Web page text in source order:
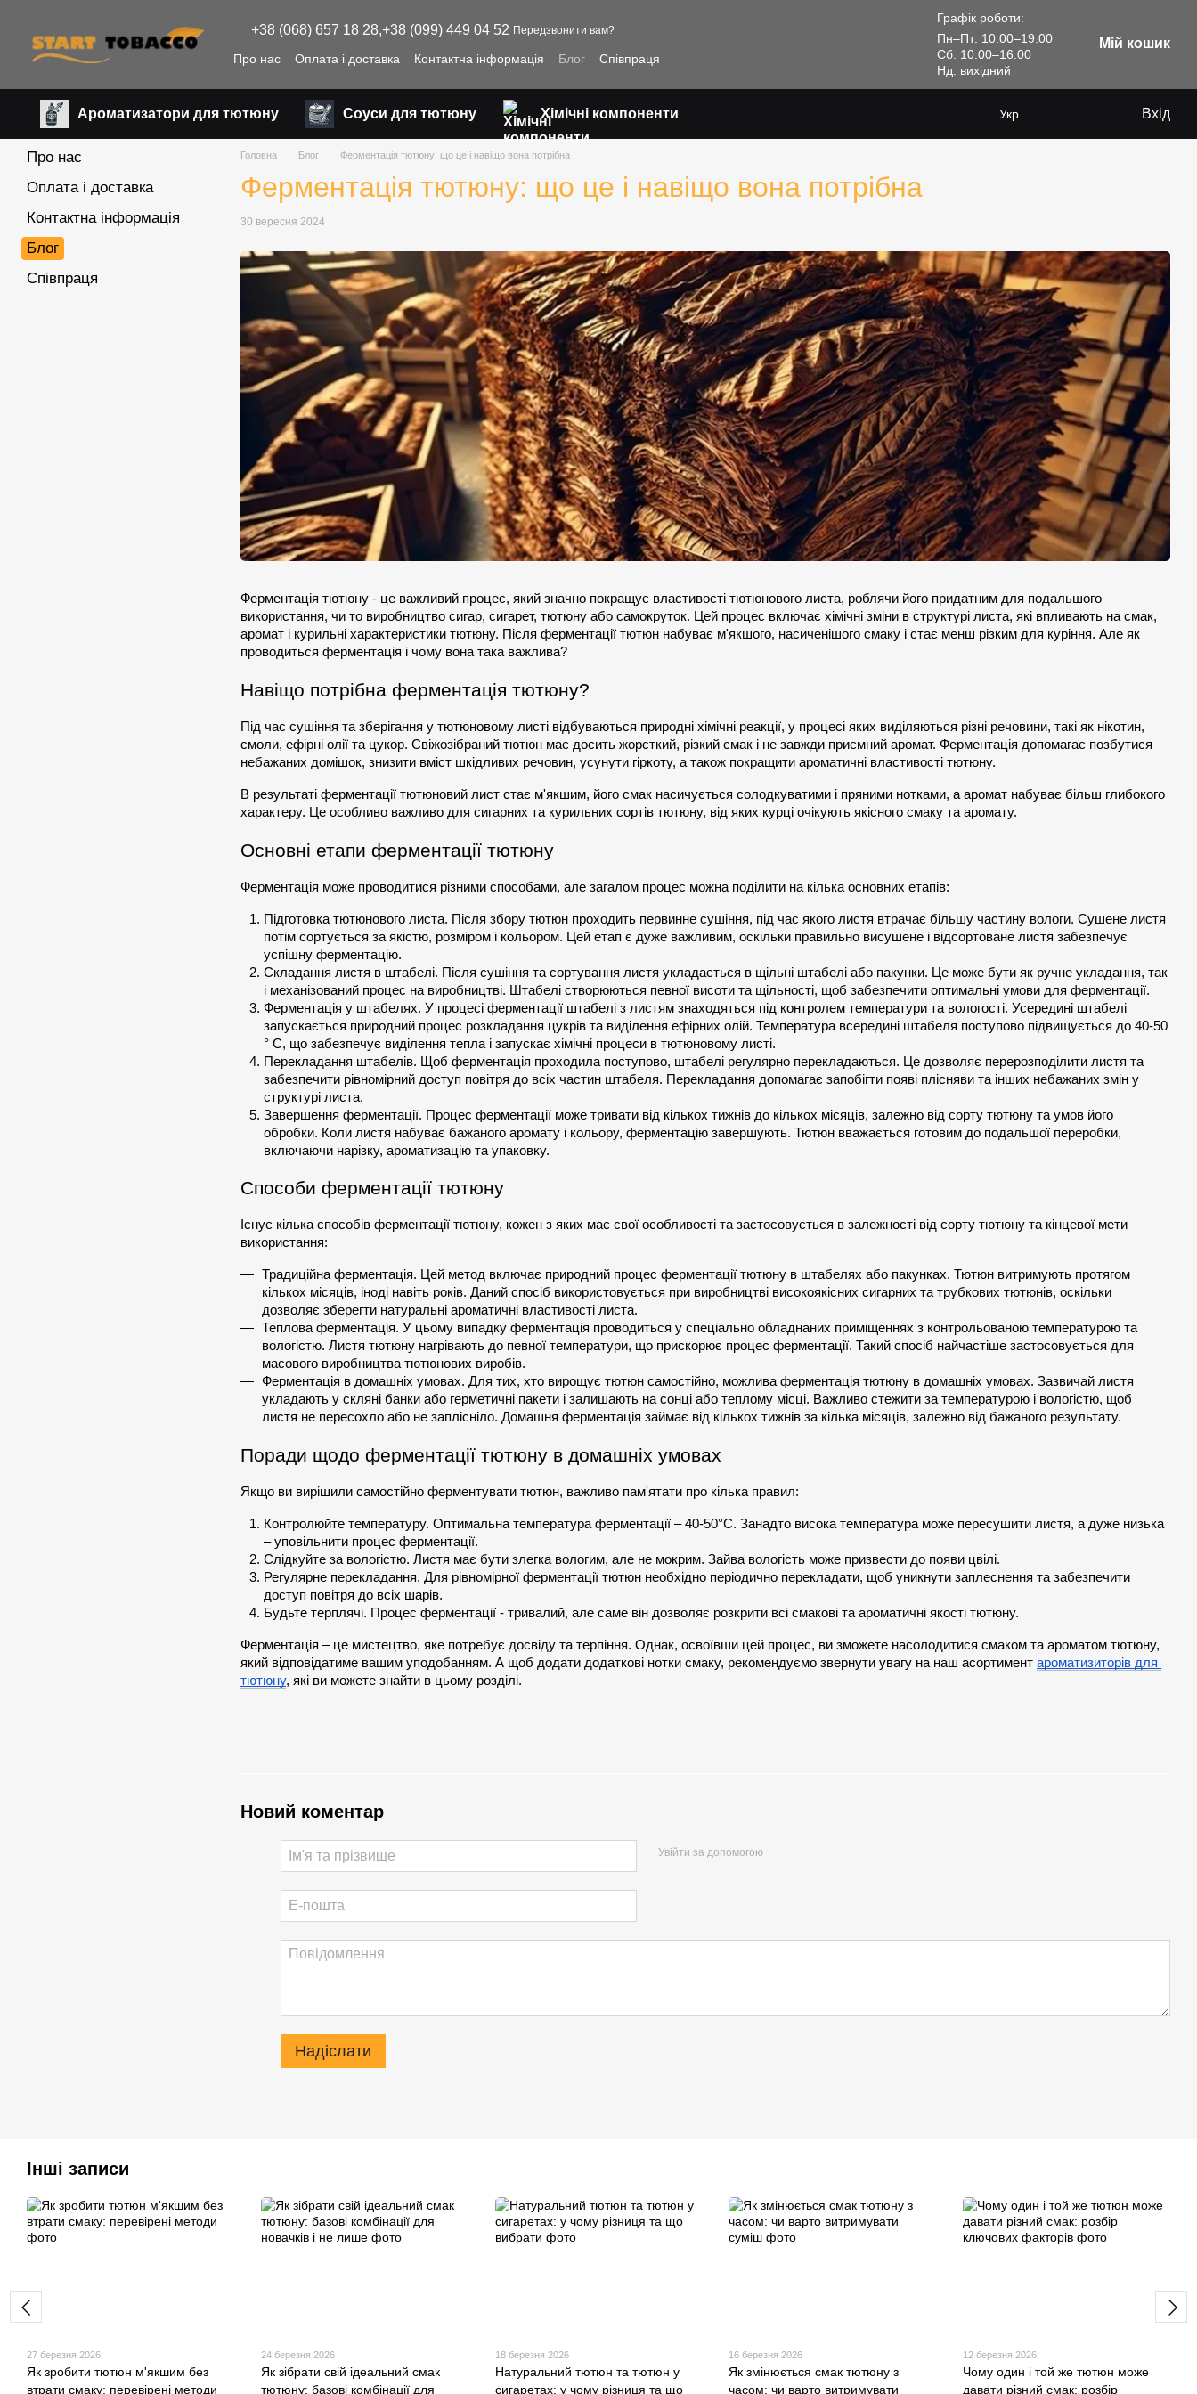
+38 (068) 657 18 28,+38 (099) 449 04 52 Передзвонити вам?
Про нас Оплата і доставка Контактна інформація Блог Співпраця
Графік роботи:
Пн–Пт: 10:00–19:00
Сб: 10:00–16:00
Нд: вихідний
Мій кошик
Ароматизатори для тютюну Соуси для тютюну Хімічні компоненти Укр Вхід
Головна Блог Ферментація тютюну: що це і навіщо вона потрібна
Ферментація тютюну: що це і навіщо вона потрібна
30 вересня 2024
Ферментація тютюну - це важливий процес, який значно покращує властивості тютюнового листа, роблячи його придатним для подальшого
використання, чи то виробництво сигар, сигарет, тютюну або самокруток. Цей процес включає хімічні зміни в структурі листа, які впливають на смак,
аромат і курильні характеристики тютюну. Після ферментації тютюн набуває м'якшого, насиченішого смаку і стає менш різким для куріння. Але як
проводиться ферментація і чому вона така важлива?
Навіщо потрібна ферментація тютюну?
Під час сушіння та зберігання у тютюновому листі відбуваються природні хімічні реакції, у процесі яких виділяються різні речовини, такі як нікотин,
смоли, ефірні олії та цукор. Свіжозібраний тютюн має досить жорсткий, різкий смак і не завжди приємний аромат. Ферментація допомагає позбутися
небажаних домішок, знизити вміст шкідливих речовин, усунути гіркоту, а також покращити ароматичні властивості тютюну.
В результаті ферментації тютюновий лист стає м'якшим, його смак насичується солодкуватими і пряними нотками, а аромат набуває більш глибокого
характеру. Це особливо важливо для сигарних та курильних сортів тютюну, від яких курці очікують якісного смаку та аромату.
Основні етапи ферментації тютюну
Ферментація може проводитися різними способами, але загалом процес можна поділити на кілька основних етапів:
Підготовка тютюнового листа. Після збору тютюн проходить первинне сушіння, під час якого листя втрачає більшу частину вологи. Сушене листя
потім сортується за якістю, розміром і кольором. Цей етап є дуже важливим, оскільки правильно висушене і відсортоване листя забезпечує
успішну ферментацію.
Складання листя в штабелі. Після сушіння та сортування листя укладається в щільні штабелі або пакунки. Це може бути як ручне укладання, так
і механізований процес на виробництві. Штабелі створюються певної висоти та щільності, щоб забезпечити оптимальні умови для ферментації.
Ферментація у штабелях. У процесі ферментації штабелі з листям знаходяться під контролем температури та вологості. Усередині штабелі
запускається природний процес розкладання цукрів та виділення ефірних олій. Температура всередині штабеля поступово підвищується до 40-50
° C, що забезпечує виділення тепла і запускає хімічні процеси в тютюновому листі.
Перекладання штабелів. Щоб ферментація проходила поступово, штабелі регулярно перекладаються. Це дозволяє перерозподілити листя та
забезпечити рівномірний доступ повітря до всіх частин штабеля. Перекладання допомагає запобігти появі плісняви та інших небажаних змін у
структурі листа.
Завершення ферментації. Процес ферментації може тривати від кількох тижнів до кількох місяців, залежно від сорту тютюну та умов його
обробки. Коли листя набуває бажаного аромату і кольору, ферментацію завершують. Тютюн вважається готовим до подальшої переробки,
включаючи нарізку, ароматизацію та упаковку.
Способи ферментації тютюну
Існує кілька способів ферментації тютюну, кожен з яких має свої особливості та застосовується в залежності від сорту тютюну та кінцевої мети
використання:
Традиційна ферментація. Цей метод включає природний процес ферментації тютюну в штабелях або пакунках. Тютюн витримують протягом
кількох місяців, іноді навіть років. Даний спосіб використовується при виробництві високоякісних сигарних та трубкових тютюнів, оскільки
дозволяє зберегти натуральні ароматичні властивості листа.
Теплова ферментація. У цьому випадку ферментація проводиться у спеціально обладнаних приміщеннях з контрольованою температурою та
вологістю. Листя тютюну нагрівають до певної температури, що прискорює процес ферментації. Такий спосіб найчастіше застосовується для
масового виробництва тютюнових виробів.
Ферментація в домашніх умовах. Для тих, хто вирощує тютюн самостійно, можлива ферментація тютюну в домашніх умовах. Зазвичай листя
укладають у скляні банки або герметичні пакети і залишають на сонці або теплому місці. Важливо стежити за температурою і вологістю, щоб
листя не пересохло або не заплісніло. Домашня ферментація займає від кількох тижнів за кілька місяців, залежно від бажаного результату.
Поради щодо ферментації тютюну в домашніх умовах
Якщо ви вирішили самостійно ферментувати тютюн, важливо пам'ятати про кілька правил:
Контролюйте температуру. Оптимальна температура ферментації – 40-50°C. Занадто висока температура може пересушити листя, а дуже низька
– уповільнити процес ферментації.
Слідкуйте за вологістю. Листя має бути злегка вологим, але не мокрим. Зайва вологість може призвести до появи цвілі.
Регулярне перекладання. Для рівномірної ферментації тютюн необхідно періодично перекладати, щоб уникнути заплеснення та забезпечити
доступ повітря до всіх шарів.
Будьте терплячі. Процес ферментації - тривалий, але саме він дозволяє розкрити всі смакові та ароматичні якості тютюну.
Ферментація – це мистецтво, яке потребує досвіду та терпіння. Однак, освоївши цей процес, ви зможете насолодитися смаком та ароматом тютюну,
який відповідатиме вашим уподобанням. А щоб додати додаткові нотки смаку, рекомендуємо звернути увагу на наш асортимент ароматизиторів для
тютюну, які ви можете знайти в цьому розділі.
Новий коментар
Увійти за допомогою
Надіслати
Про нас
Оплата і доставка
Контактна інформація
Блог
Співпраця
Інші записи
27 березня 2026
Як зробити тютюн м'якшим без
втрати смаку: перевірені методи
24 березня 2026
Як зібрати свій ідеальний смак
тютюну: базові комбінації для
18 березня 2026
Натуральний тютюн та тютюн у
сигаретах: у чому різниця та що
16 березня 2026
Як змінюється смак тютюну з
часом: чи варто витримувати
12 березня 2026
Чому один і той же тютюн може
давати різний смак: розбір